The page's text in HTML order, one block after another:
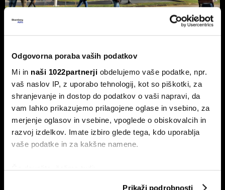
Odgovorna poraba vaših podatkov
Mi in naši 1022partnerji obdelujemo vaše podatke, npr.
vaš naslov IP, z uporabo tehnologij, kot so piškotki, za
shranjevanje in dostop do podatkov o vaši napravi, da
vam lahko prikazujemo prilagojene oglase in vsebino, za
merjenje oglasov in vsebine, vpoglede o obiskovalcih in
razvoj izdelkov. Imate izbiro glede tega, kdo uporablja
vaše podatke in za kakšne namene.
Če dovolite, želimo tudi:
Zbirati informacije o vaši geografski lokaciji, ki so
Prikaži podrobnosti
NEK predvidoma jutri v zmanjšanje
delovanja, lahko sledi ustavitev - kaj
pravi Gorazd Pfeifer, NEK
Slovenska nuklearka predvidoma jutri ponoči v zmanjšanje
delovanja, v naslednjih treh ali štirih dneh pa bodo po vsej
verjetnosti reaktor morali ustaviti.